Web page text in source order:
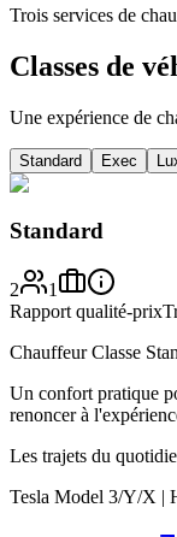
Trois services de
Classes de
Une expérience de
Standard Exec
Standard
2
1
Rapport qualité-prix
Chauffeur Classe
Un confort pratique
renoncer à
Les trajets du
Tesla Model 3/Y/X |